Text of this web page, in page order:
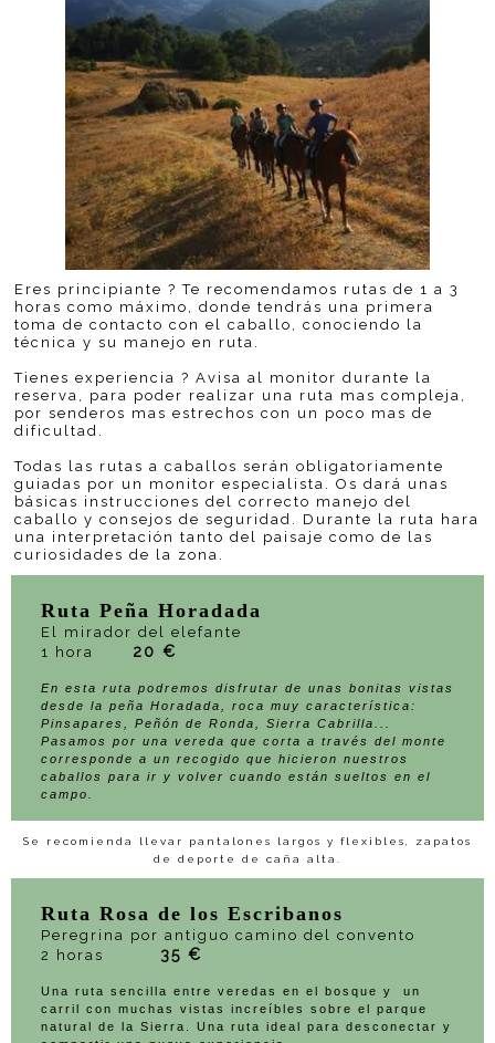
Eres principiante ? Te recomendamos rutas de 1 a 3
horas como máximo, donde tendrás una primera
toma de contacto con el caballo, conociendo la
técnica y su manejo en ruta.
Tienes experiencia ? Avisa al monitor durante la
reserva, para poder realizar una ruta mas compleja,
por senderos mas estrechos con un poco mas de
dificultad.
Todas las rutas a caballos serán obligatoriamente
guiadas por un monitor especialista. Os dará unas
básicas instrucciones del correcto manejo del
caballo y consejos de seguridad. Durante la ruta hara
una interpretación tanto del paisaje como de las
curiosidades de la zona.
Ruta Peña Horadada
El mirador del elefante
1 hora 20 €
En esta ruta podremos disfrutar de unas bonitas vistas
desde la peña Horadada, roca muy característica:
Pinsapares, Peñón de Ronda, Sierra Cabrilla...
Pasamos por una vereda que corta a través del monte
corresponde a un recogido que hicieron nuestros
caballos para ir y volver cuando están sueltos en el
campo.
Se recomienda llevar pantalones largos y flexibles, zapatos
de deporte de caña alta.
Ruta Rosa de los Escribanos
Peregrina por antiguo camino del convento
2 horas
35 €
Una ruta sencilla entre veredas en el bosque y un
carril con muchas vistas increíbles sobre el parque
natural de la Sierra. Una ruta ideal para desconectar y